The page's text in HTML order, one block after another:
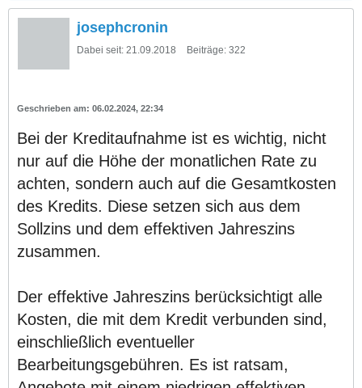
josephcronin
Dabei seit: 21.09.2018 Beiträge: 322
06.02.2024, 22:34
Bei der Kreditaufnahme ist es wichtig, nicht
nur auf die Höhe der monatlichen Rate zu
achten, sondern auch auf die Gesamtkosten
des Kredits. Diese setzen sich aus dem
Sollzins und dem effektiven Jahreszins
zusammen.
Der effektive Jahreszins berücksichtigt alle
Kosten, die mit dem Kredit verbunden sind,
einschließlich eventueller
Bearbeitungsgebühren. Es ist ratsam,